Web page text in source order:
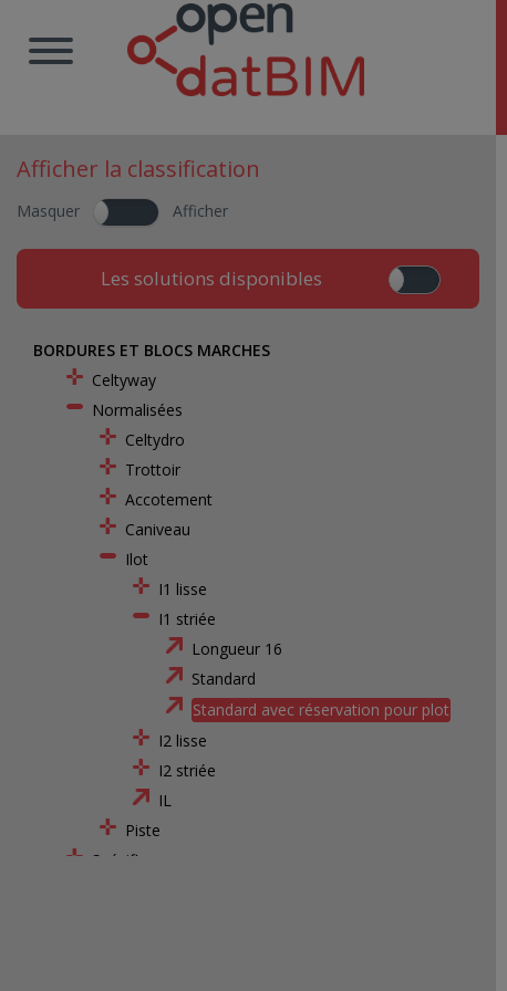
Afficher la classification
Masquer Afficher
Les solutions disponibles
BORDURES ET BLOCS MARCHES
Celtyway
Normalisées
Celtydro
Trottoir
Accotement
Caniveau
Ilot
I1 lisse
I1 striée
Longueur 16
Standard
Standard avec réservation pour plot
I2 lisse
I2 striée
IL
Piste
Spécifiques